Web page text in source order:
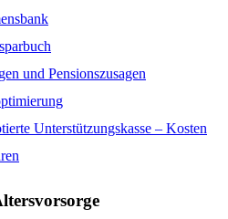
und Pensionszusagen
Unterstützungskasse – Kosten